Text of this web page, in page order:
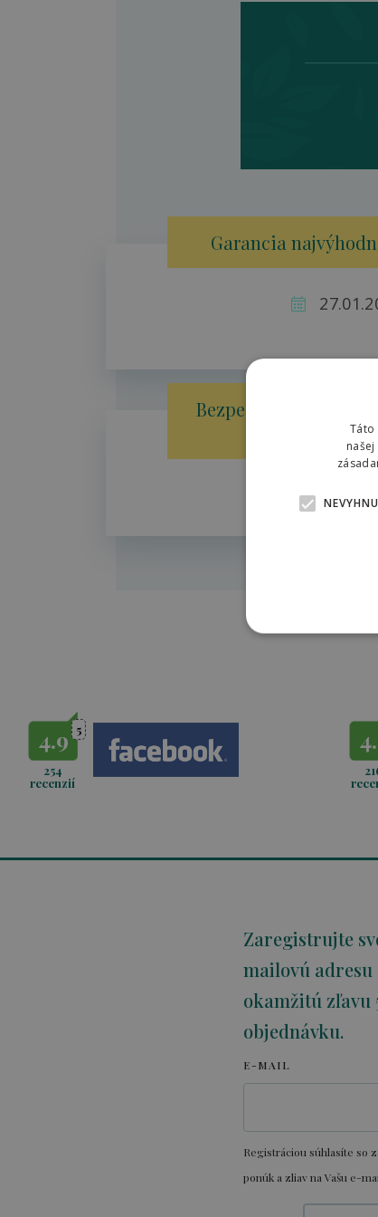
Garancia
Bezpečnosť a
na 1.
4.9 5
254
recenzií
Zaregistrujte
mailovú adresu
okamžitú zľavu
objednávku.
E-MAIL
Registráciou súhlasíte so
ponúk a zliav na Vašu e-
Táto